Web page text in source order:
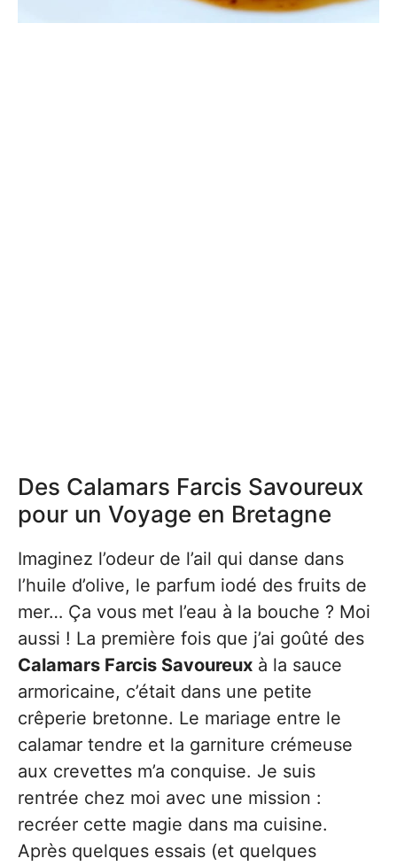
Des Calamars Farcis Savoureux
pour un Voyage en Bretagne
Imaginez l’odeur de l’ail qui danse dans
l’huile d’olive, le parfum iodé des fruits de
mer… Ça vous met l’eau à la bouche ? Moi
aussi ! La première fois que j’ai goûté des
Calamars Farcis Savoureux à la sauce
armoricaine, c’était dans une petite
crêperie bretonne. Le mariage entre le
calamar tendre et la garniture crémeuse
aux crevettes m’a conquise. Je suis
rentrée chez moi avec une mission :
recréer cette magie dans ma cuisine.
Après quelques essais (et quelques